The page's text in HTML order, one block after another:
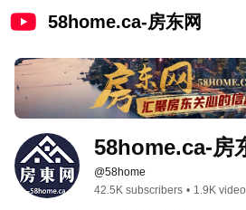
58home.ca-房东网
58home.ca-房
@58home
42.5K subscribers • 1.9K